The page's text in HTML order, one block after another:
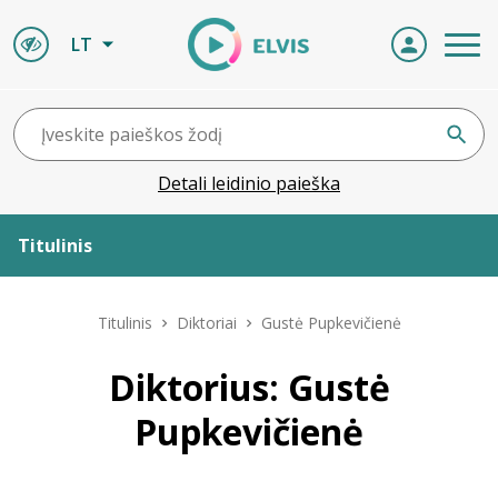
LT
Detali leidinio paieška
Titulinis
ELVIS atvyksta
Titulinis Diktoriai Gustė Pupkevičienė
Diktorius: Gustė
Pupkevičienė